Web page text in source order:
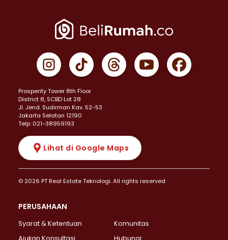
Prosperity Tower 8th Floor
District 8, SCBD Lot 28
JI. Jend. Sudirman Kav. 52-53
Jakarta Selatan 12190
Telp: 021-38959193
Lihat di Google Maps
© 2026 PT Real Estate Teknologi. All rights reserved
PERUSAHAAN
Syarat & Ketentuan
Komunitas
Ajukan Konsultasi
Hubungi: